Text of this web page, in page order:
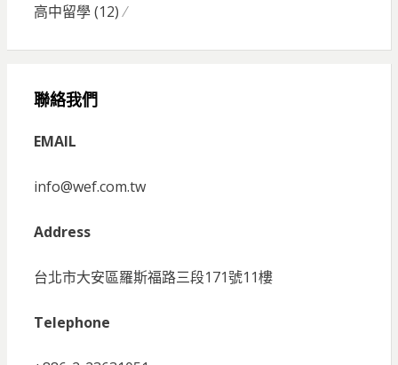
高中留學(12)
聯絡我們
EMAIL
info@wef.com.tw
Address
台北市大安區羅斯福路三段171號11樓
Telephone